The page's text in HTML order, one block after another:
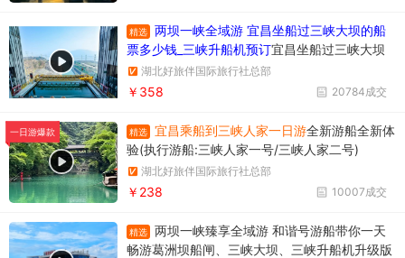
精选
两坝一峡全域游 宜昌坐船过三峡大坝的船
票多少钱_三峡升船机预订宜昌坐船过三峡大坝
升船机一日游358元/人，一天时间坐船过两个
坝，葛洲坝和三峡大坝。
湖北好旅伴国际旅行社总部
20784成交
￥358
一日游爆款 精选 宜昌乘船到三峡人家一日游全新游船全新体
验(执行游船:三峡人家一号/三峡人家二号)
湖北好旅伴国际旅行社总部
10007成交
￥238
精选
两坝一峡臻享全域游 和谐号游船带你一天
畅游葛洲坝船闸、三峡大坝、三峡升船机升级版